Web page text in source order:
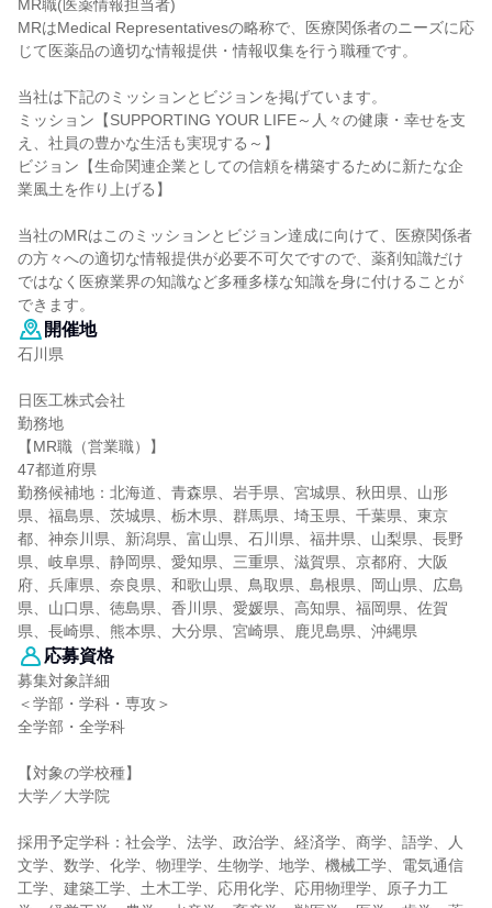
MR職(医薬情報担当者)
MRはMedical Representativesの略称で、医療関係者のニーズに応
じて医薬品の適切な情報提供・情報収集を行う職種です。
当社は下記のミッションとビジョンを掲げています。
ミッション【SUPPORTING YOUR LIFE～人々の健康・幸せを支
え、社員の豊かな生活も実現する～】
ビジョン【生命関連企業としての信頼を構築するために新たな企
業風土を作り上げる】
当社のMRはこのミッションとビジョン達成に向けて、医療関係者
の方々への適切な情報提供が必要不可欠ですので、薬剤知識だけ
ではなく医療業界の知識など多種多様な知識を身に付けることが
できます。
開催地
石川県
日医工株式会社
勤務地
【MR職（営業職）】
47都道府県
勤務候補地：北海道、青森県、岩手県、宮城県、秋田県、山形
県、福島県、茨城県、栃木県、群馬県、埼玉県、千葉県、東京
都、神奈川県、新潟県、富山県、石川県、福井県、山梨県、長野
県、岐阜県、静岡県、愛知県、三重県、滋賀県、京都府、大阪
府、兵庫県、奈良県、和歌山県、鳥取県、島根県、岡山県、広島
県、山口県、徳島県、香川県、愛媛県、高知県、福岡県、佐賀
県、長崎県、熊本県、大分県、宮崎県、鹿児島県、沖縄県
応募資格
募集対象詳細
＜学部・学科・専攻＞
全学部・全学科
【対象の学校種】
大学／大学院
採用予定学科：社会学、法学、政治学、経済学、商学、語学、人
文学、数学、化学、物理学、生物学、地学、機械工学、電気通信
工学、建築工学、土木工学、応用化学、応用物理学、原子力工